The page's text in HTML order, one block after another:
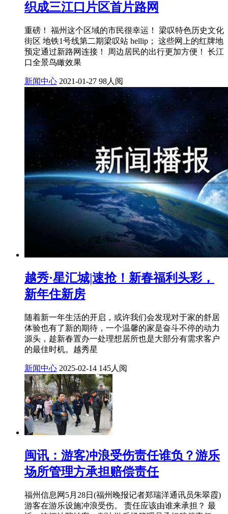
织成三江口片区首片路网
重磅！ 福州这个区域的市民很幸运！ 梁叹特色历史文化
街区 地铁1号线第二期梁叹站 hellip； 这些网上的红牌地
预定通过新路网连接！ 周边居民的出行更加方便！ 长江
口全景鸟瞰效果
新闻中心 2021-01-27 98人阅
​越秀·星汇城|速抢！新春福利头彩，
新年住新房
随着新一年生活的开启，或许我们会发现对于家的舒居
体验也有了新的期待，一个温馨的家是奋斗不停的动力
源头，趁新春置办一处理想居所也是大部分有需求客户
的最佳时机。越秀星
新闻中心 2025-02-14 145人阅
闽讯：游客冲浪受伤责任谁负？游乐
场所管理方承担赔偿责任
福州信息网5月28日(福州晚报记者郑瑞洋通讯员朱翠霞)
游客在游乐设施冲浪受伤。 责任应该由谁来承担？ 最